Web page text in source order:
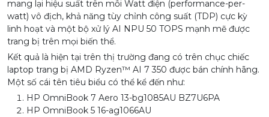
mang lại hiệu suất trên mỗi Watt điện (performance-per-
watt) vô địch, khả năng tùy chỉnh công suất (TDP) cực kỳ
linh hoạt và một bộ xử lý AI NPU 50 TOPS mạnh mẽ được
trang bị trên mọi biến thể.
Kết quả là hiện tại trên thị trường đang có trên chục chiếc
laptop trang bị AMD Ryzen™ AI 7 350 được bán chính hãng.
Một số cái tên tiêu biểu có thể kể đến như:
HP OmniBook 7 Aero 13-bg1085AU BZ7U6PA
HP OmniBook 5 16-ag1066AU